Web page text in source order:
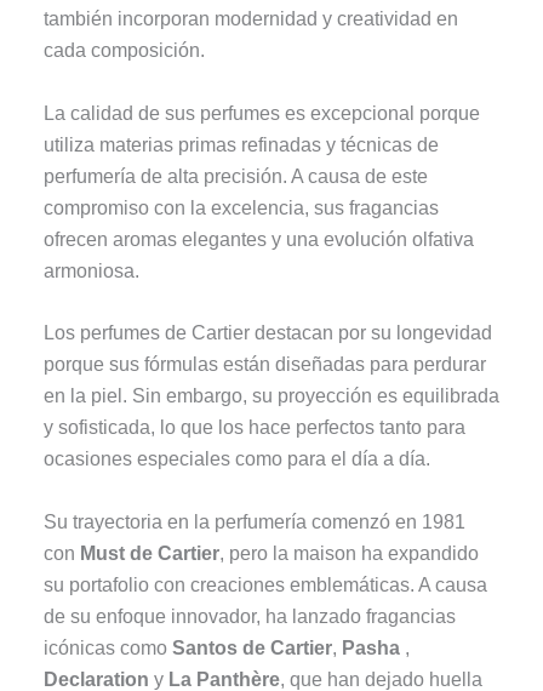
también incorporan modernidad y creatividad en
cada composición.
La calidad de sus perfumes es excepcional porque
utiliza materias primas refinadas y técnicas de
perfumería de alta precisión. A causa de este
compromiso con la excelencia, sus fragancias
ofrecen aromas elegantes y una evolución olfativa
armoniosa.
Los perfumes de Cartier destacan por su longevidad
porque sus fórmulas están diseñadas para perdurar
en la piel. Sin embargo, su proyección es equilibrada
y sofisticada, lo que los hace perfectos tanto para
ocasiones especiales como para el día a día.
Su trayectoria en la perfumería comenzó en 1981
con Must de Cartier, pero la maison ha expandido
su portafolio con creaciones emblemáticas. A causa
de su enfoque innovador, ha lanzado fragancias
icónicas como Santos de Cartier, Pasha ,
Declaration y La Panthère, que han dejado huella